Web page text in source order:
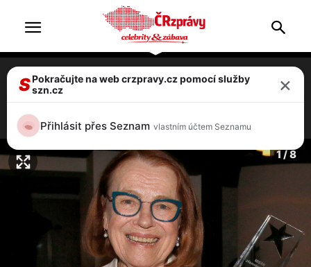
Iva Janžurová slaví 85. Šedesát let na
1 / 8
SPokračujte na web crzpravy.cz pomocí služby
szn.cz
×
Přihlásit přes Seznam vlastním účtem Seznamu